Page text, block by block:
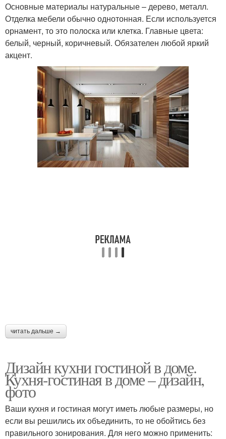
Основные материалы натуральные – дерево, металл.
Отделка мебели обычно однотонная. Если используется
орнамент, то это полоска или клетка. Главные цвета:
белый, черный, коричневый. Обязателен любой яркий
акцент.
читать дальше →
Дизайн кухни гостиной в доме.
Кухня-гостиная в доме – дизайн,
фото
Ваши кухня и гостиная могут иметь любые размеры, но
если вы решились их объединить, то не обойтись без
правильного зонирования. Для него можно применить: